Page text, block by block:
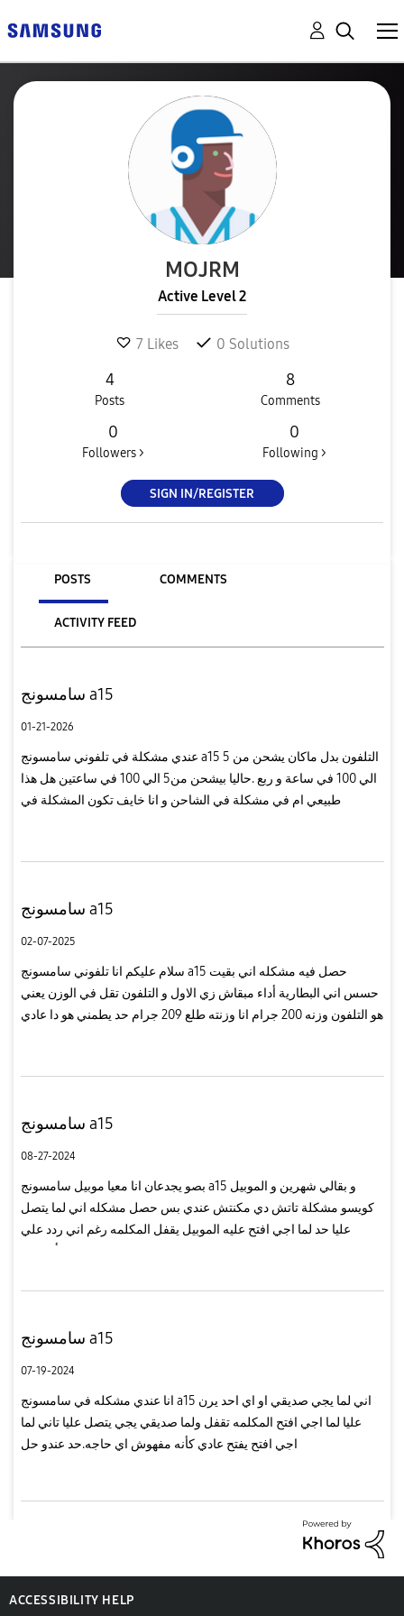
MOJRM
Active Level 2
7 Likes 0 Solutions
4
Posts
8
Comments
0
Followers >
0
Following >
SIGN IN/REGISTER
POSTS COMMENTS
ACTIVITY FEED
سامسونج a15
01-21-2026
عندي مشكلة في تلفوني سامسونج a15 التلفون بدل ماكان يشحن من 5
الي 100 في ساعة و ربع .حاليا بيشحن من5 الي 100 في ساعتين هل هذا
طبيعي ام في مشكلة في الشاحن و انا خايف تكون المشكلة في
سامسونج a15
02-07-2025
سلام عليكم انا تلفوني سامسونج a15 حصل فيه مشكله اني بقيت
حسس اني البطارية أداء مبقاش زي الاول و التلفون تقل في الوزن يعني
هو التلفون وزنه 200 جرام انا وزنته طلع 209 جرام حد يطمني هو دا عادي
سامسونج a15
08-27-2024
بصو يجدعان انا معيا موبيل سامسونج a15 و بقالي شهرين و الموبيل
كويسو مشكلة تاتش دي مكنتش عندي بس حصل مشكله اني لما يتصل
عليا حد لما اجي افتح عليه الموبيل يقفل المكلمه رغم اني ردد علي
سامسونج a15
07-19-2024
انا عندي مشكله في سامسونج a15 اني لما يجي صديقي او اي احد يرن
عليا لما اجي افتح المكلمه تقفل ولما صديقي يجي يتصل عليا تاني لما
اجي افتح يفتح عادي كأنه مفهوش اي حاجه.حد عندو حل
ACCESSIBILITY HELP